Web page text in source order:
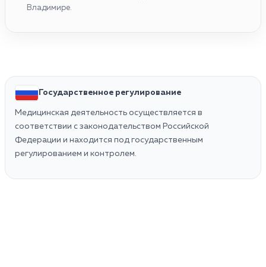
Владимире.
Государственное регулирование
Медицинская деятельность осуществляется в
соответствии с законодательством Российской
Федерации и находится под государственным
регулированием и контролем.